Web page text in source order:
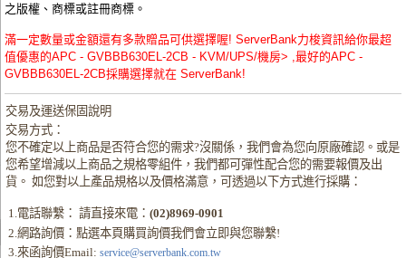
之版權、商標或註冊商標。
滿一定數量或金額還有多款贈品可供選擇喔! ServerBank力梭資訊給你最超
值優惠的APC - GVBBB630EL-2CB - KVM/UPS/機房> ,最好的APC -
GVBBB630EL-2CB採購選擇就在 ServerBank!
交易及運送保固說明
交易方式：
您不確定以上商品是否符合您的需求?沒關係，我們會為您向原廠確認。或是
您希望增減以上商品之規格零組件，我們都可彈性配合您的需要報價及出
貨。 如您對以上產品規格以及價格滿意，可透過以下方式進行採購：
1.電話聯繫： 請直接來電：(02)8969-0901
2.網路詢價：點選本頁購買詢價我們會立即與您聯繫!
3.來函詢價Email: service@serverbank.com.tw